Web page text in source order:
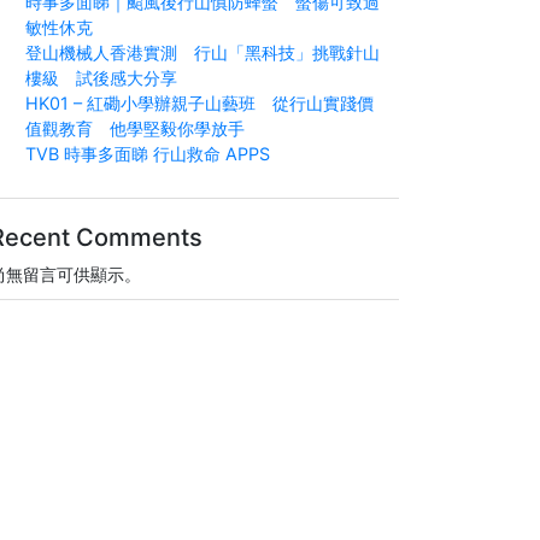
敏性休克
登山機械人香港實測 行山「黑科技」挑戰針山
樓級 試後感大分享
HK01 – 紅磡小學辦親子山藝班 從行山實踐價
值觀教育 他學堅毅你學放手
TVB 時事多面睇 行山救命 APPS
Comments
無留言可供顯示。